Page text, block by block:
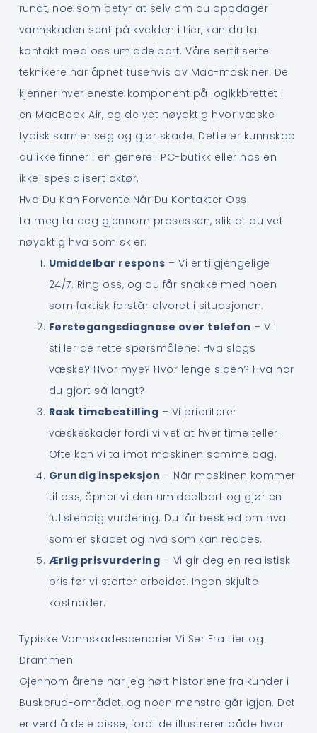
rundt, noe som betyr at selv om du oppdager
vannskaden sent på kvelden i Lier, kan du ta
kontakt med oss umiddelbart. Våre sertifiserte
teknikere har åpnet tusenvis av Mac-maskiner. De
kjenner hver eneste komponent på logikkbrettet i
en MacBook Air, og de vet nøyaktig hvor væske
typisk samler seg og gjør skade. Dette er kunnskap
du ikke finner i en generell PC-butikk eller hos en
ikke-spesialisert aktør.
Hva Du Kan Forvente Når Du Kontakter Oss
La meg ta deg gjennom prosessen, slik at du vet
nøyaktig hva som skjer:
Umiddelbar respons – Vi er tilgjengelige
24/7. Ring oss, og du får snakke med noen
som faktisk forstår alvoret i situasjonen.
Førstegangsdiagnose over telefon – Vi
stiller de rette spørsmålene: Hva slags
væske? Hvor mye? Hvor lenge siden? Hva har
du gjort så langt?
Rask timebestilling – Vi prioriterer
væskeskader fordi vi vet at hver time teller.
Ofte kan vi ta imot maskinen samme dag.
Grundig inspeksjon – Når maskinen kommer
til oss, åpner vi den umiddelbart og gjør en
fullstendig vurdering. Du får beskjed om hva
som er skadet og hva som kan reddes.
Ærlig prisvurdering – Vi gir deg en realistisk
pris før vi starter arbeidet. Ingen skjulte
kostnader.
Typiske Vannskadescenarier Vi Ser Fra Lier og
Drammen
Gjennom årene har jeg hørt historiene fra kunder i
Buskerud-området, og noen mønstre går igjen. Det
er verd å dele disse, fordi de illustrerer både hvor